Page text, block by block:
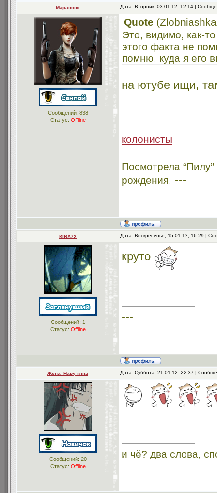
Маранонэ Дата: Вторник, 03.01.12, 12:14 |
Сообщений: 838
Статус: Offline
Quote (Zlobniashka
Это, видимо, как-
этого факта не
помню, куда я его
на ютубе ищи,
колонисты
Посмотрела
рождения. ---
KIRA72 Дата: Воскресенье, 15.01.12, 16:29 |
Сообщений: 1
Статус: Offline
круто
---
Жена_Нару-тяна Дата: Суббота, 21.01.12, 22:37 |
Сообщений: 20
Статус: Offline
и чё? два слова,